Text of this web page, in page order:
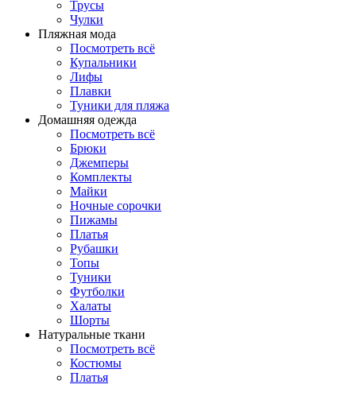
Трусы
Чулки
Пляжная мода
Посмотреть всё
Купальники
Лифы
Плавки
Туники для пляжа
Домашняя одежда
Посмотреть всё
Брюки
Джемперы
Комплекты
Майки
Ночные сорочки
Пижамы
Платья
Рубашки
Топы
Туники
Футболки
Халаты
Шорты
Натуральные ткани
Посмотреть всё
Костюмы
Платья